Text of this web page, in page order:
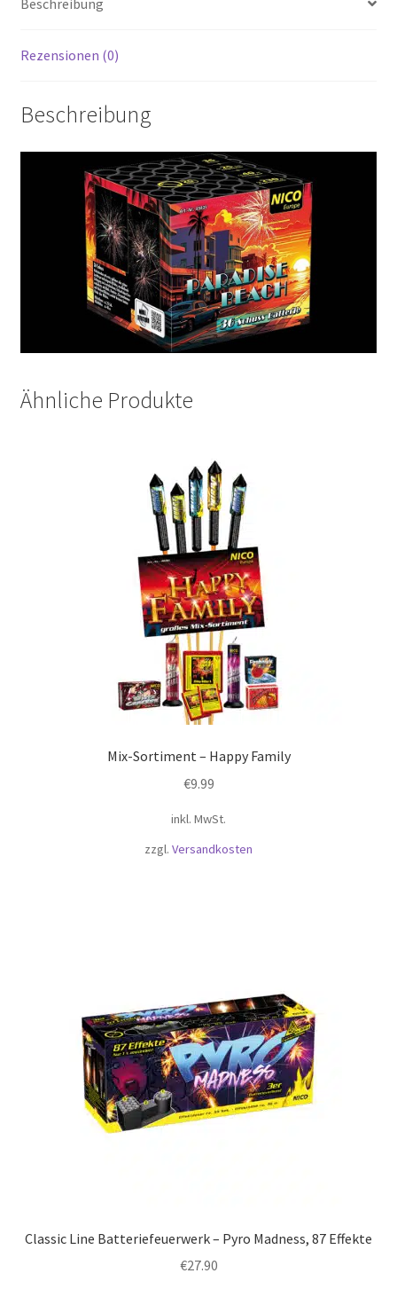
Rezensionen (0)
Beschreibung
Ähnliche Produkte
Mix-Sortiment – Happy Family
€9.99
inkl. MwSt.
zzgl. Versandkosten
Classic Line Batteriefeuerwerk – Pyro Madness, 87 Effekte
€27.90